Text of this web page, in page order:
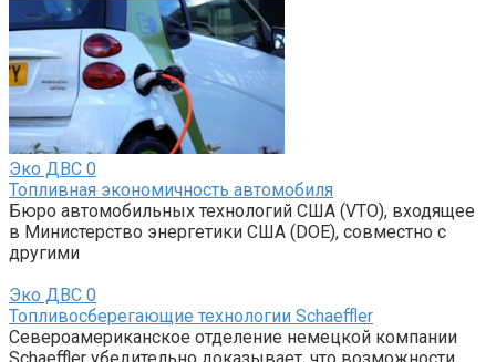
Эко ДВС 0
Топливная экономичность автомобиля
Бюро автомобильных технологий США (VTO), входящее
в Министерство энергетики США (DOE), совместно с
другими
Эко ДВС 0
Топливосберегающие технологии Schaeffler
Североамериканское отделение немецкой компании
Schaeffler убедительно доказывает, что возможности